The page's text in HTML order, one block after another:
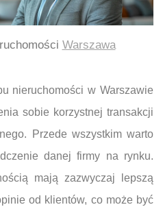
Warszawa
nieruchomości w Warszawie
sobie korzystnej transakcji
Przede wszystkim warto
danej firmy na rynku.
mają zazwyczaj lepszą
od klientów, co może być